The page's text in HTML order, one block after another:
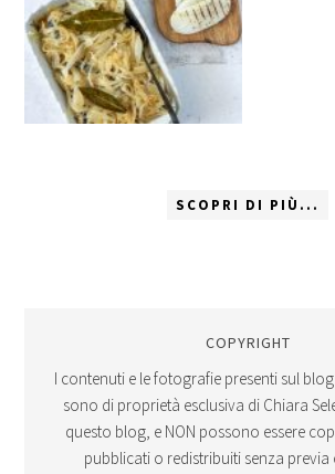
SCOPRI DI PIÙ...
COPYRIGHT
I contenuti e le fotografie presenti sul blog
sono di proprietà esclusiva di Chiara
questo blog, e NON possono essere
pubblicati o redistribuiti senza previa